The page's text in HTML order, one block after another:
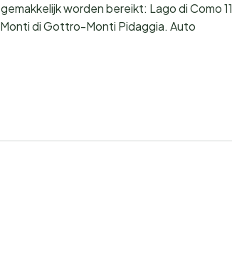
worden bereikt: Lago di Como 11
Monti di Gottro-Monti Pidaggia. Auto